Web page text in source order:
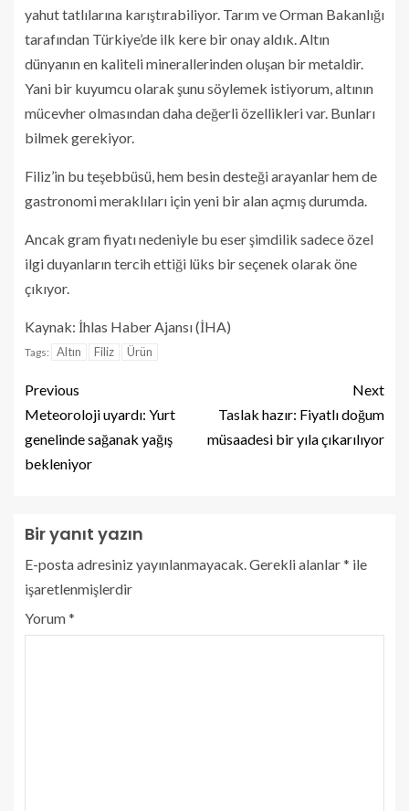
yahut tatlılarına karıştırabiliyor. Tarım ve Orman Bakanlığı
tarafından Türkiye’de ilk kere bir onay aldık. Altın
dünyanın en kaliteli minerallerinden oluşan bir metaldir.
Yani bir kuyumcu olarak şunu söylemek istiyorum, altının
mücevher olmasından daha değerli özellikleri var. Bunları
bilmek gerekiyor.
Filiz’in bu teşebbüsü, hem besin desteği arayanlar hem de
gastronomi meraklıları için yeni bir alan açmış durumda.
Ancak gram fiyatı nedeniyle bu eser şimdilik sadece özel
ilgi duyanların tercih ettiği lüks bir seçenek olarak öne
çıkıyor.
Kaynak: İhlas Haber Ajansı (İHA)
Tags: Altın Filiz Ürün
Previous
Meteoroloji uyardı: Yurt
genelinde sağanak yağış
bekleniyor
Next
Taslak hazır: Fiyatlı doğum
müsaadesi bir yıla çıkarılıyor
Bir yanıt yazın
E-posta adresiniz yayınlanmayacak.Gerekli alanlar* ile
işaretlenmişlerdir
Yorum*